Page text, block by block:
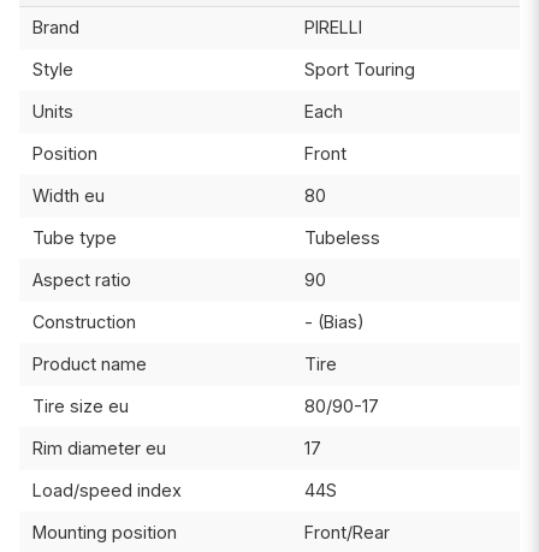
Brand PIRELLI
Style Sport Touring
Units Each
Position Front
Width eu 80
Tube type Tubeless
Aspect ratio 90
Construction - (Bias)
Product name Tire
Tire size eu 80/90-17
Rim diameter eu 17
Load/speed index 44S
Mounting position Front/Rear